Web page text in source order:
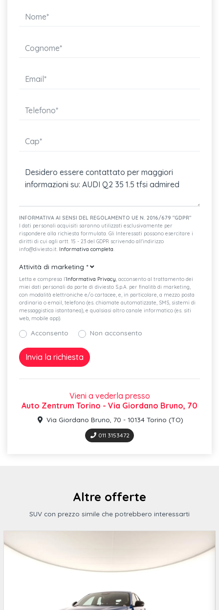
Parabrezza con fascia antiriflesso in grigio
Materiale di pronto soccorso con triangolo di emergenza
torcente al posteriore
Altoparlanti passivi (8), anteriori.
Cerchi in lega da 18" pollici 5 razze design dinamico
Audi smartphone interface
Denominazione modello senza indicazione della tecnologia
Rivestimento dei sedili in tessuto script
Cruise control
Sistema di ancoraggio isofix per i seggiolini dei bambini sul
Audi connect safety&service
Audi pre sense front
Sedili anteriori normali
Audi connect remote & control (per mmi radio plus)
INFORMATIVA AI SENSI DEL REGOLAMENTO UE N. 2016/679 "GDPR"
I dati personali acquisiti saranno utilizzati esclusivamente per
rispondere alla richiesta formulata. Gli Interessati possono esercitare i
diritti di cui agli artt. 15 - 23 del GDPR scrivendo all'indirizzo
info@diviesto.it. Informativa completa.
Attività di marketing *
Letta e compresa l’Informativa Privacy, acconsento al trattamento dei
miei dati personali da parte di diviesto S.p.A. per finalità di marketing,
con modalità elettroniche e/o cartacee, e, in particolare, a mezzo posta
ordinaria o email, telefono (es. chiamate automatizzate, SMS, sistemi di
messaggistica istantanea), e qualsiasi altro canale informatico (es. siti
web, mobile app).
Acconsento Non acconsento
Vieni a vederla presso
Auto Zentrum Torino - Via Giordano Bruno, 70
Via Giordano Bruno, 70 - 10134 Torino (TO)
011 3153472
Altre offerte
SUV con prezzo simile che potrebbero interessarti